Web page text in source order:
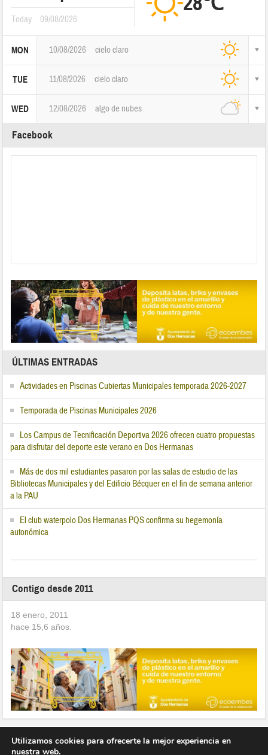
Today 09/08/2026
MON 10/08/2026 cielo claro
TUE 11/08/2026 cielo claro
WED 12/08/2026 algo de nubes
Facebook
ÚLTIMAS ENTRADAS
Actividades en Piscinas Cubiertas Municipales temporada 2026-2027
Temporada de Piscinas Municipales 2026
Los Campus de Tecnificación Deportiva 2026 ofrecen cuatro propuestas
para disfrutar del deporte este verano en Dos Hermanas
Más de dos mil estudiantes pasaron por las salas de estudio de las
Bibliotecas Municipales y del Edificio Bécquer en el fin de semana anterior
a la PAU
El club waterpolo Dos Hermanas PQS confirma su hegemonía
autonómica
Contigo desde 2011
18 enero, 2011
hace 15,6 años.
Utilizamos cookies para ofrecerte la mejor experiencia en
nuestra web.